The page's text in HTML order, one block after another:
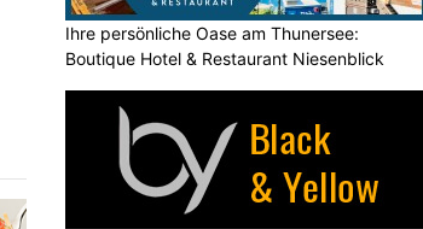
Ihre persönliche Oase am Thunersee:
Boutique Hotel & Restaurant Niesenblick